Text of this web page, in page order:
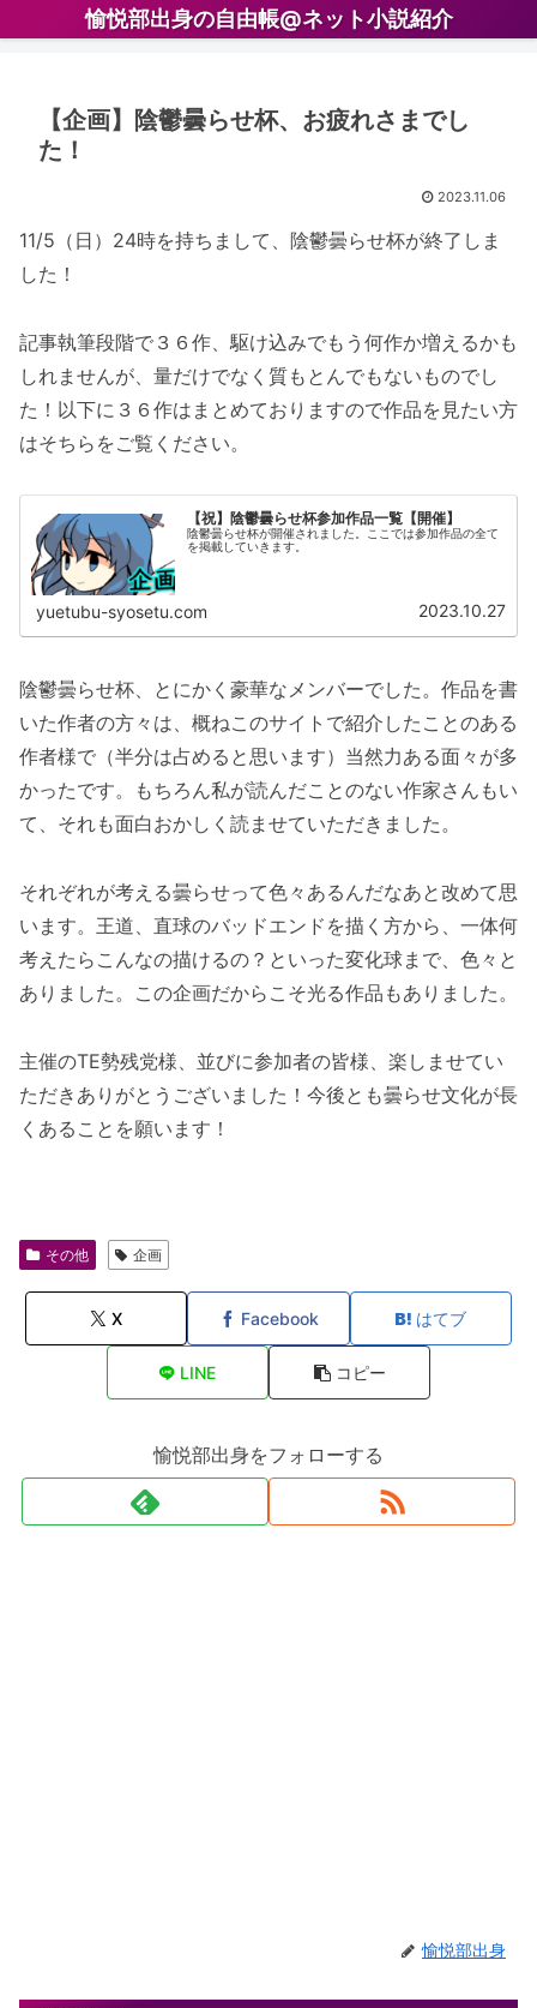
愉悦部出身の自由帳@ネット小説紹介
【企画】陰鬱曇らせ杯、お疲れさまでし
た！
2023.11.06
11/5（日）24時を持ちまして、陰鬱曇らせ杯が終了しま
した！
記事執筆段階で３６作、駆け込みでもう何作か増えるかも
しれませんが、量だけでなく質もとんでもないものでし
た！以下に３６作はまとめておりますので作品を見たい方
はそちらをご覧ください。
【祝】陰鬱曇らせ杯参加作品一覧【開催】
陰鬱曇らせ杯が開催されました。ここでは参加作品の全て
を掲載していきます。
yuetubu-syosetu.com 2023.10.27
陰鬱曇らせ杯、とにかく豪華なメンバーでした。作品を書
いた作者の方々は、概ねこのサイトで紹介したことのある
作者様で（半分は占めると思います）当然力ある面々が多
かったです。もちろん私が読んだことのない作家さんもい
て、それも面白おかしく読ませていただきました。
それぞれが考える曇らせって色々あるんだなあと改めて思
います。王道、直球のバッドエンドを描く方から、一体何
考えたらこんなの描けるの？といった変化球まで、色々と
ありました。この企画だからこそ光る作品もありました。
主催のTE勢残党様、並びに参加者の皆様、楽しませてい
ただきありがとうございました！今後とも曇らせ文化が長
くあることを願います！
その他 企画
X Facebook はてブ
LINE コピー
愉悦部出身をフォローする
愉悦部出身